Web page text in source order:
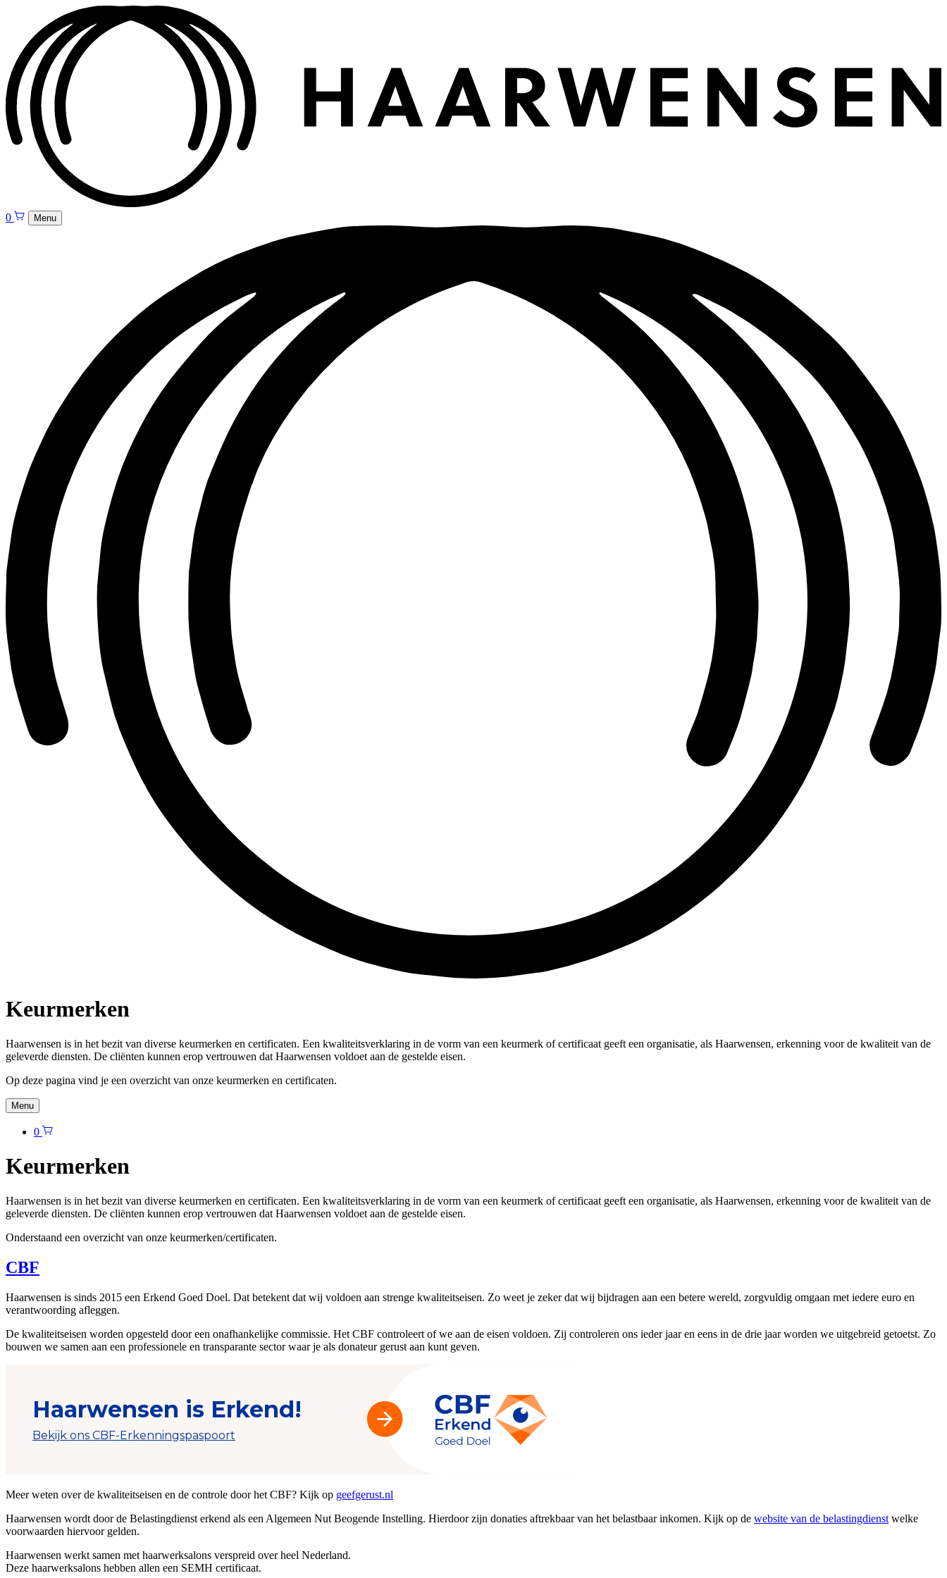
0 Menu
Keurmerken
Haarwensen is in het bezit van diverse keurmerken en certificaten. Een kwaliteitsverklaring in de vorm van een keurmerk of certificaat geeft een organisatie, als Haarwensen, erkenning voor de kwaliteit van de
geleverde diensten. De cliënten kunnen erop vertrouwen dat Haarwensen voldoet aan de gestelde eisen.
Op deze pagina vind je een overzicht van onze keurmerken en certificaten.
Menu
0
Keurmerken
Haarwensen is in het bezit van diverse keurmerken en certificaten. Een kwaliteitsverklaring in de vorm van een keurmerk of certificaat geeft een organisatie, als Haarwensen, erkenning voor de kwaliteit van de
geleverde diensten. De cliënten kunnen erop vertrouwen dat Haarwensen voldoet aan de gestelde eisen.
Onderstaand een overzicht van onze keurmerken/certificaten.
CBF
Haarwensen is sinds 2015 een Erkend Goed Doel. Dat betekent dat wij voldoen aan strenge kwaliteitseisen. Zo weet je zeker dat wij bijdragen aan een betere wereld, zorgvuldig omgaan met iedere euro en
verantwoording afleggen.
De kwaliteitseisen worden opgesteld door een onafhankelijke commissie. Het CBF controleert of we aan de eisen voldoen. Zij controleren ons ieder jaar en eens in de drie jaar worden we uitgebreid getoetst. Zo
bouwen we samen aan een professionele en transparante sector waar je als donateur gerust aan kunt geven.
Meer weten over de kwaliteitseisen en de controle door het CBF? Kijk op geefgerust.nl
Haarwensen wordt door de Belastingdienst erkend als een Algemeen Nut Beogende Instelling. Hierdoor zijn donaties aftrekbaar van het belastbaar inkomen. Kijk op de website van de belastingdienst welke
voorwaarden hiervoor gelden.
Haarwensen werkt samen met haarwerksalons verspreid over heel Nederland.
Deze haarwerksalons hebben allen een SEMH certificaat.